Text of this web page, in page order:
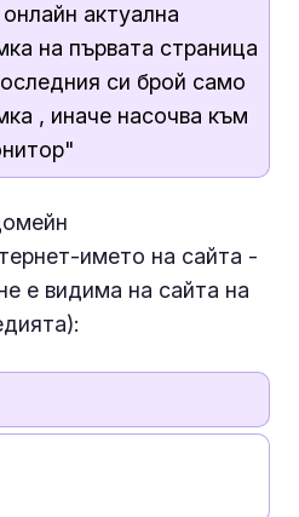
актуална
на първата страница
си брой само
, иначе насочва към
името на сайта -
евидима на сайта на